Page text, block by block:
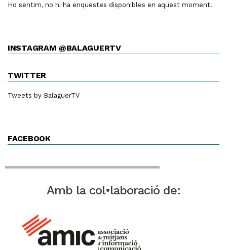
Ho sentim, no hi ha enquestes disponibles en aquest moment.
INSTAGRAM @BALAGUERTV
TWITTER
Tweets by BalaguerTV
FACEBOOK
Amb la col•laboració de: